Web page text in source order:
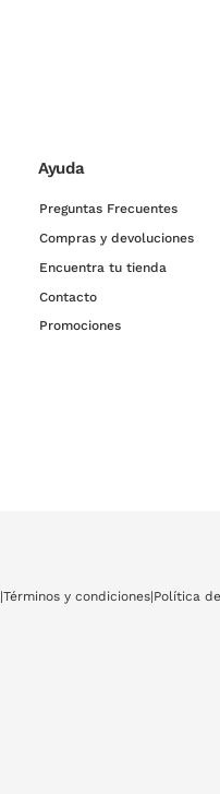
Ayuda
Preguntas Frecuentes
Compras y devoluciones
Encuentra tu tienda
Contacto
Promociones
|Términos y condiciones|Política